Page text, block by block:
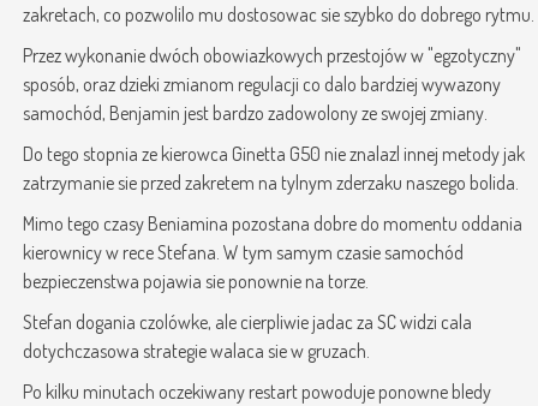
zakretach, co pozwolilo mu dostosowac sie szybko do dobrego rytmu.
Przez wykonanie dwóch obowiazkowych przestojów w "egzotyczny"
sposób, oraz dzieki zmianom regulacji co dalo bardziej wywazony
samochód, Benjamin jest bardzo zadowolony ze swojej zmiany.
Do tego stopnia ze kierowca Ginetta G50 nie znalazl innej metody jak
zatrzymanie sie przed zakretem na tylnym zderzaku naszego bolida.
Mimo tego czasy Beniamina pozostana dobre do momentu oddania
kierownicy w rece Stefana. W tym samym czasie samochód
bezpieczenstwa pojawia sie ponownie na torze.
Stefan dogania czolówke, ale cierpliwie jadac za SC widzi cala
dotychczasowa strategie walaca sie w gruzach.
Po kilku minutach oczekiwany restart powoduje ponowne bledy